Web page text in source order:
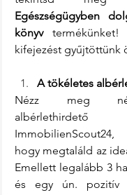
Egészségügyben
könyv termékünket!
kifejezést gyűjtöttünk
A tökéletes
Nézz meg
ImmobilienScout24,
hogy megtaláld az
Emellett legalább 3
és egy ún. pozitív